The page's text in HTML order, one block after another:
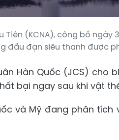
(KCNA), công bố ngày
đạn siêu thanh được
Hàn Quốc (JCS) cho
bại ngay sau khi vật
và Mỹ đang phân